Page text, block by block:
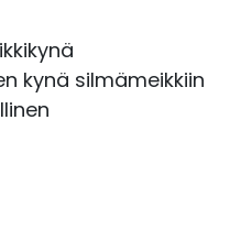
kynä silmämeikkiin